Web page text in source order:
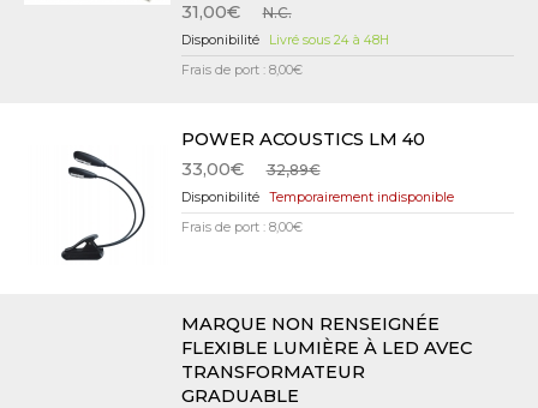
31,00€ N.C.
Livré sous 24 à 48H
Frais de port : 8,00€
POWER ACOUSTICS LM 40
33,00€
32,89€
Temporairement indisponible
Frais de port : 8,00€
MARQUE NON RENSEIGNÉE
FLEXIBLE LUMIÈRE À LED AVEC
TRANSFORMATEUR
GRADUABLE